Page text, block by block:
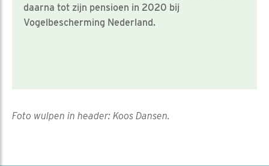
daarna tot zijn pensioen in 2020 bij
Vogelbescherming Nederland.
Foto wulpen in header: Koos Dansen.